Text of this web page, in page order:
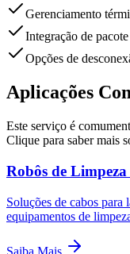
Gerenciamento
Integração de
Opções de
Aplicações
Este serviço é
Clique para saber mais
Robôs de
Soluções de cabos para
equipamentos de
Saiba Mais